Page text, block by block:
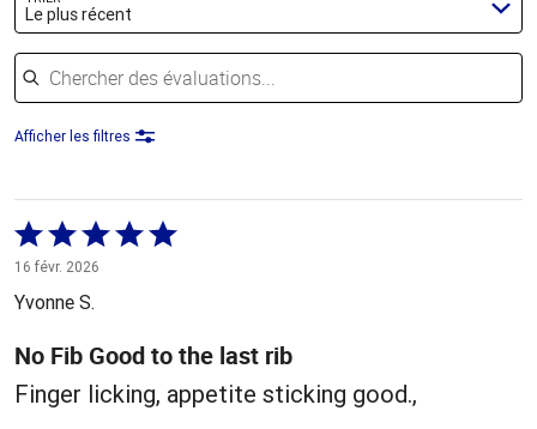
Le plus récent
Chercher des évaluations
Afficher les filtres
Coté
5 sur
5
16 févr. 2026
Yvonne S.
No Fib Good to the last rib
Finger licking, appetite sticking good.,